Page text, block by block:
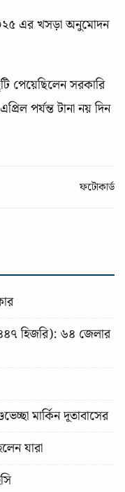
এর খসড়া অনুমোদন
পেয়েছিলেন সরকারি
পর্যন্ত টানা নয় দিন
ফটোকার্ড
হিজরি): ৬৪ জেলার
মার্কিন দূতাবাসের
যারা